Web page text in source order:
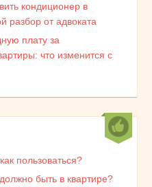
кондиционер в
разбор от адвоката
плату за
что изменится с
пользоваться?
быть в квартире?